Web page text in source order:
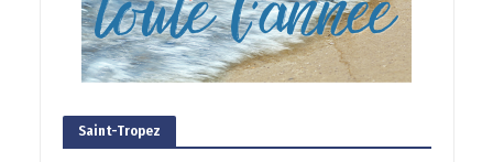
Saint-Tropez